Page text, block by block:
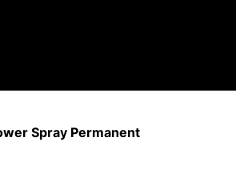
Spray Permanent